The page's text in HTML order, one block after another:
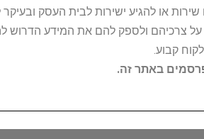
או להגיע ישירות לבית העסק ובעיקר
על צרכיהם ולספק להם את המידע הדרוש
קבוע.
באתר זה.